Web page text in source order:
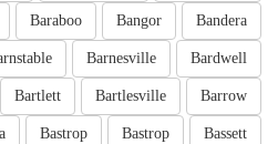
Bandera
Bangor
Baraboo
Bardwell
Barnesville
Barrow
Bartlesville
Bartlett
Bassett
Bastrop
Bastrop